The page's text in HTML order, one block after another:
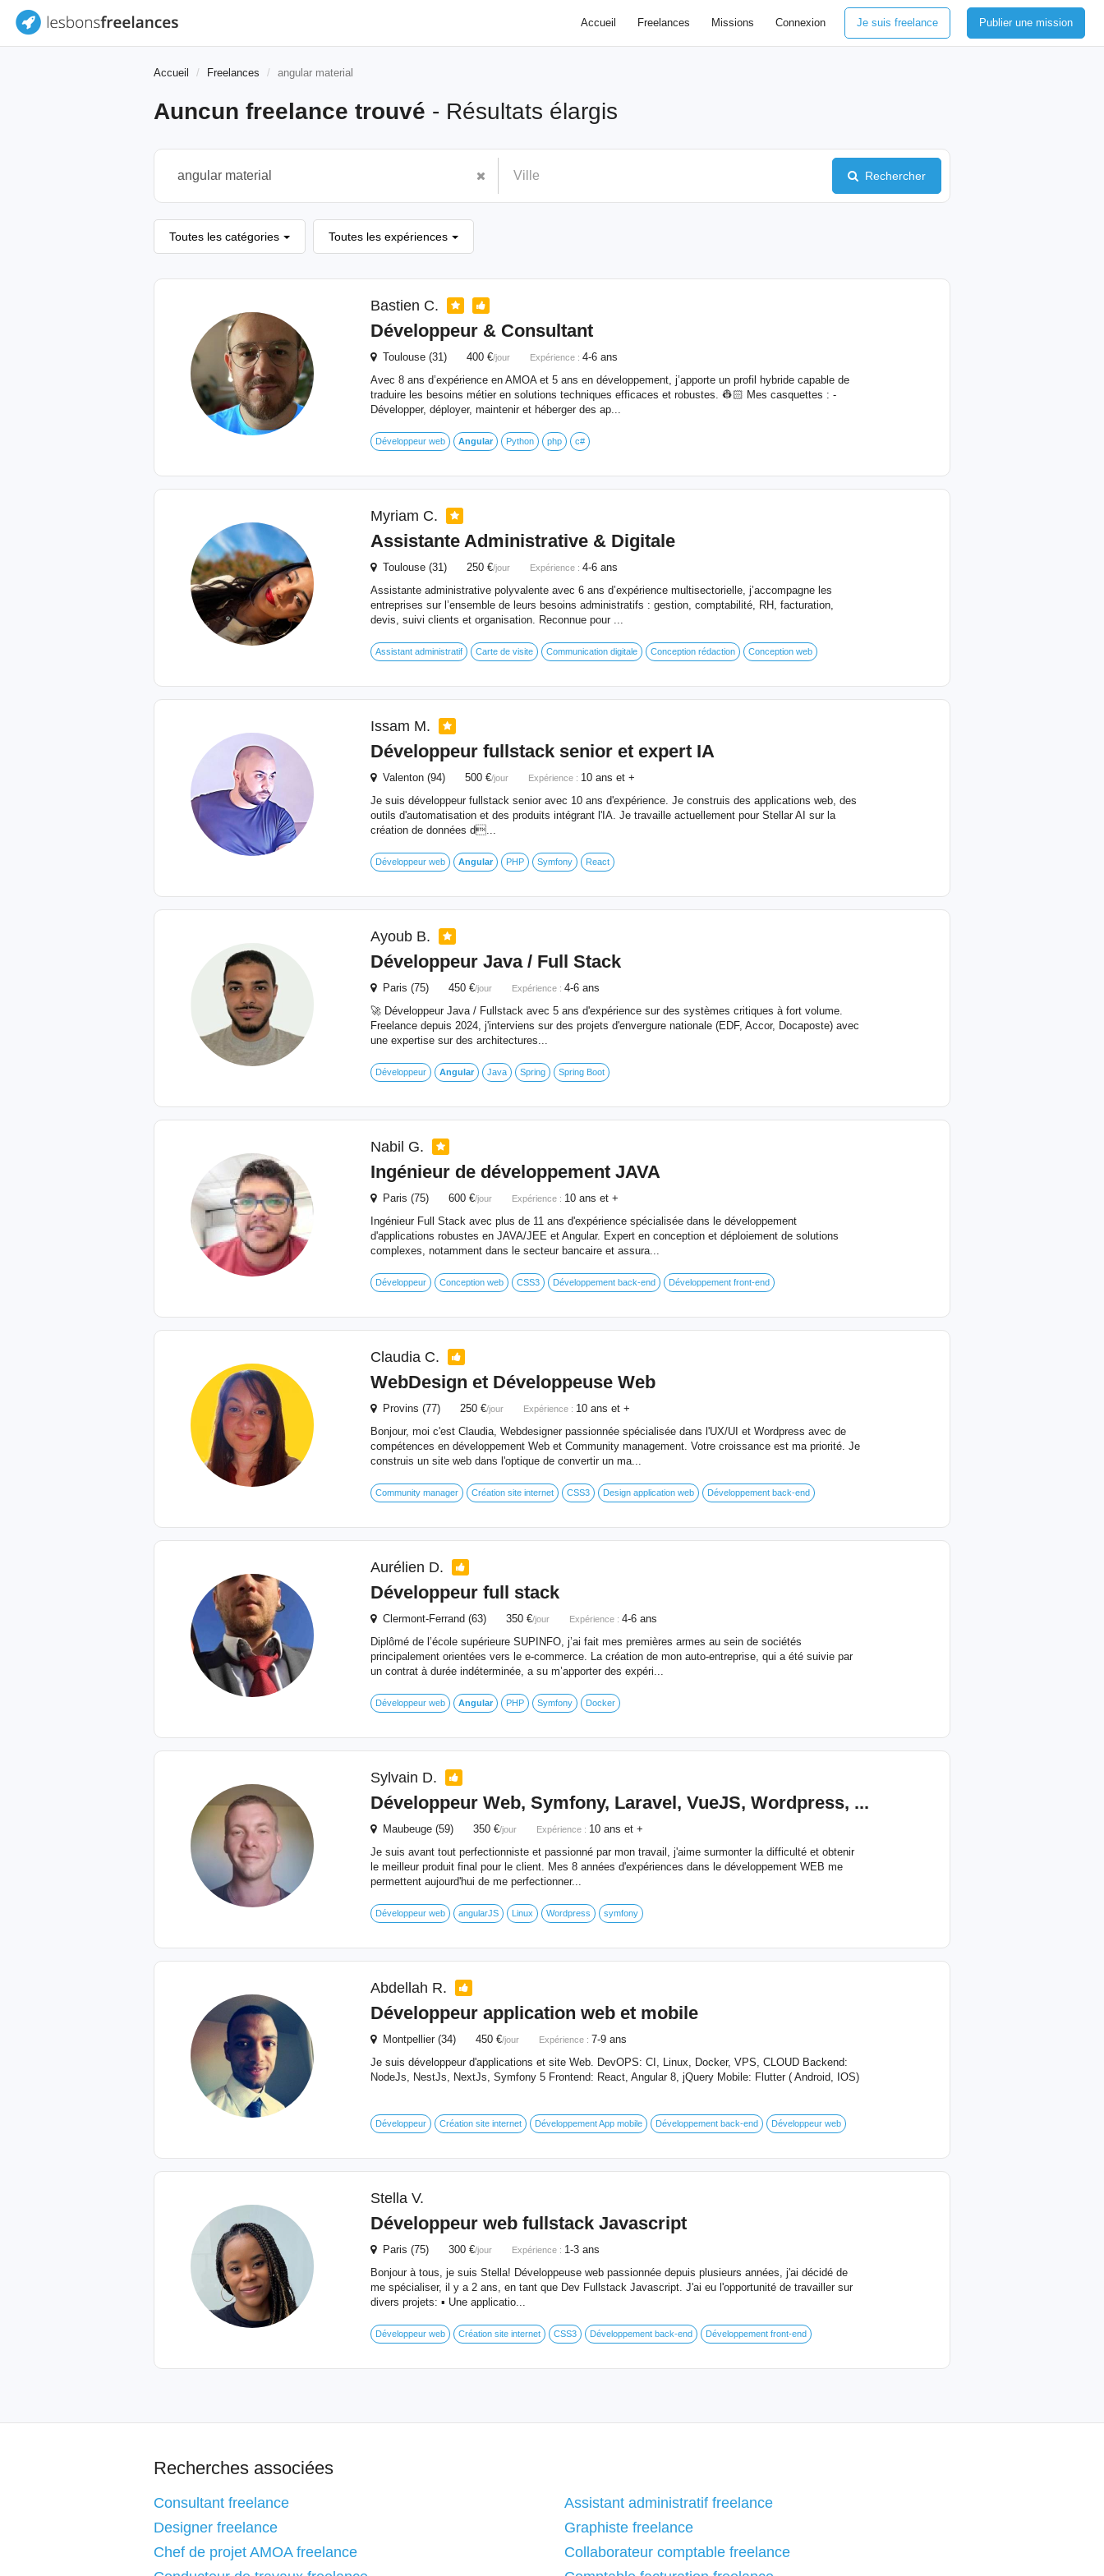
Accueil Freelances Missions Connexion Je suis freelance Publier une mission
Accueil Freelances angular material
Auncun freelance trouvé - Résultats élargis
Rechercher
Toutes les catégories Toutes les expériences
Bastien C.
Développeur & Consultant
Toulouse (31) 400 €/jour Expérience : 4-6 ans
Avec 8 ans d’expérience en AMOA et 5 ans en développement, j’apporte un profil hybride capable de
traduire les besoins métier en solutions techniques efficaces et robustes. 👷🏻 Mes casquettes : -
Développer, déployer, maintenir et héberger des ap...
Développeur web Angular Python php c#
Myriam C.
Assistante Administrative & Digitale
Toulouse (31) 250 €/jour Expérience : 4-6 ans
Assistante administrative polyvalente avec 6 ans d’expérience multisectorielle, j’accompagne les
entreprises sur l’ensemble de leurs besoins administratifs : gestion, comptabilité, RH, facturation,
devis, suivi clients et organisation. Reconnue pour ...
Assistant administratif Carte de visite Communication digitale Conception rédaction Conception web
Issam M.
Développeur fullstack senior et expert IA
Valenton (94) 500 €/jour Expérience : 10 ans et +
Je suis développeur fullstack senior avec 10 ans d'expérience. Je construis des applications web, des
outils d'automatisation et des produits intégrant l'IA. Je travaille actuellement pour Stellar AI sur la
création de données d...
Développeur web Angular PHP Symfony React
Ayoub B.
Développeur Java / Full Stack
Paris (75) 450 €/jour Expérience : 4-6 ans
🚀 Développeur Java / Fullstack avec 5 ans d'expérience sur des systèmes critiques à fort volume.
Freelance depuis 2024, j'interviens sur des projets d'envergure nationale (EDF, Accor, Docaposte) avec
une expertise sur des architectures...
Développeur Angular Java Spring Spring Boot
Nabil G.
Ingénieur de développement JAVA
Paris (75) 600 €/jour Expérience : 10 ans et +
Ingénieur Full Stack avec plus de 11 ans d'expérience spécialisée dans le développement
d'applications robustes en JAVA/JEE et Angular. Expert en conception et déploiement de solutions
complexes, notamment dans le secteur bancaire et assura...
Développeur Conception web CSS3 Développement back-end Développement front-end
Claudia C.
WebDesign et Développeuse Web
Provins (77) 250 €/jour Expérience : 10 ans et +
Bonjour, moi c'est Claudia, Webdesigner passionnée spécialisée dans l'UX/UI et Wordpress avec de
compétences en développement Web et Community management. Votre croissance est ma priorité. Je
construis un site web dans l'optique de convertir un ma...
Community manager Création site internet CSS3 Design application web Développement back-end
Aurélien D.
Développeur full stack
Clermont-Ferrand (63) 350 €/jour Expérience : 4-6 ans
Diplômé de l’école supérieure SUPINFO, j’ai fait mes premières armes au sein de sociétés
principalement orientées vers le e-commerce. La création de mon auto-entreprise, qui a été suivie par
un contrat à durée indéterminée, a su m’apporter des expéri...
Développeur web Angular PHP Symfony Docker
Sylvain D.
Développeur Web, Symfony, Laravel, VueJS, Wordpress, ...
Maubeuge (59) 350 €/jour Expérience : 10 ans et +
Je suis avant tout perfectionniste et passionné par mon travail, j'aime surmonter la difficulté et obtenir
le meilleur produit final pour le client. Mes 8 années d'expériences dans le développement WEB me
permettent aujourd'hui de me perfectionner...
Développeur web angularJS Linux Wordpress symfony
Abdellah R.
Développeur application web et mobile
Montpellier (34) 450 €/jour Expérience : 7-9 ans
Je suis développeur d'applications et site Web. DevOPS: CI, Linux, Docker, VPS, CLOUD Backend:
NodeJs, NestJs, NextJs, Symfony 5 Frontend: React, Angular 8, jQuery Mobile: Flutter ( Android, IOS)
Développeur Création site internet Développement App mobile Développement back-end Développeur web
Stella V.
Développeur web fullstack Javascript
Paris (75) 300 €/jour Expérience : 1-3 ans
Bonjour à tous, je suis Stella! Développeuse web passionnée depuis plusieurs années, j'ai décidé de
me spécialiser, il y a 2 ans, en tant que Dev Fullstack Javascript. J'ai eu l'opportunité de travailler sur
divers projets: ▪️ Une applicatio...
Développeur web Création site internet CSS3 Développement back-end Développement front-end
Recherches associées
Consultant freelance
Assistant administratif freelance
Designer freelance
Graphiste freelance
Chef de projet AMOA freelance
Collaborateur comptable freelance